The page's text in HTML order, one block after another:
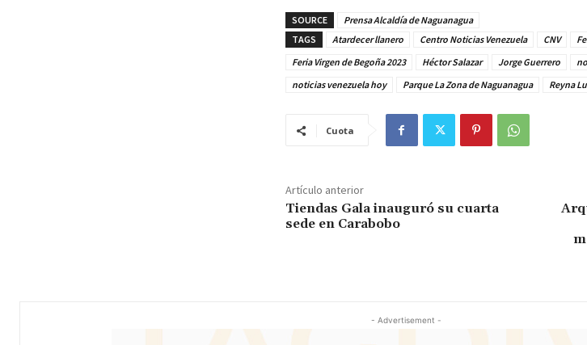
SOURCE
Prensa Alcaldía de Naguanagua
TAGS
Atardecer llanero Centro Noticias Venezuela CNV
Feria Virgen de Begoña 2023
Héctor Salazar Jorge Guerrero
noticias venezuela hoy
Parque La Zona de Naguanagua Reyna
Cuota
Artículo anterior
Tiendas Gala inauguró su cuarta
sede en Carabobo
- Advertisement -